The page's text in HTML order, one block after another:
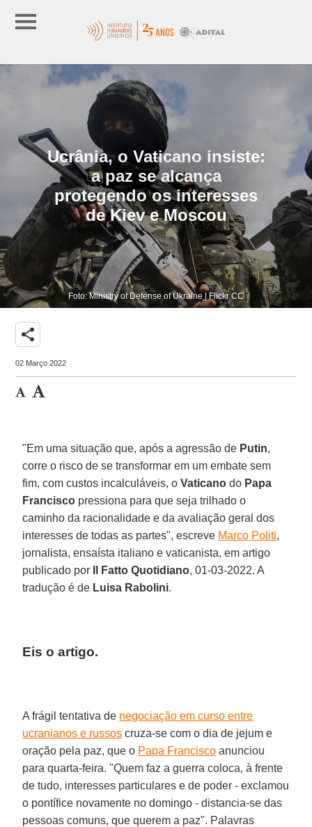
Ucrânia, o Vaticano insiste:
a paz se alcança
protegendo os interesses
de Kiev e Moscou
Foto: Ministry of Defense of Ukraine | Flickr CC
share
02 Março 2022
"Em uma situação que, após a agressão de Putin,
corre o risco de se transformar em um embate sem
fim, com custos incalculáveis, oVaticano do Papa
Francisco pressiona para que seja trilhado o
caminho da racionalidade e da avaliação geral dos
interesses de todas as partes", escreve Marco Politi,
jornalista, ensaísta italiano e vaticanista, em artigo
publicado por
Il Fatto Quotidiano, 01-03-2022. A
tradução é de Luisa Rabolini.
Eis o artigo.
A frágil tentativa de negociação em curso entre
ucranianos e russos cruza-se com o dia de jejum e
oração pela paz, que o Papa Francisco anunciou
para quarta-feira. "Quem faz a guerra coloca, à frente
de tudo, interesses particulares e de poder - exclamou
o pontífice novamente no domingo - distancia-se das
pessoas comuns, que querem a paz". Palavras